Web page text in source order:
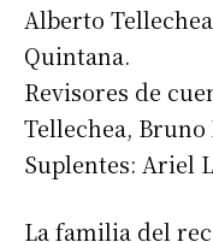
Suscribirme
Dirección de
Alberto
Quintana.
Revisores de
Tellechea, Bruno
Suplentes: Ariel
La familia del